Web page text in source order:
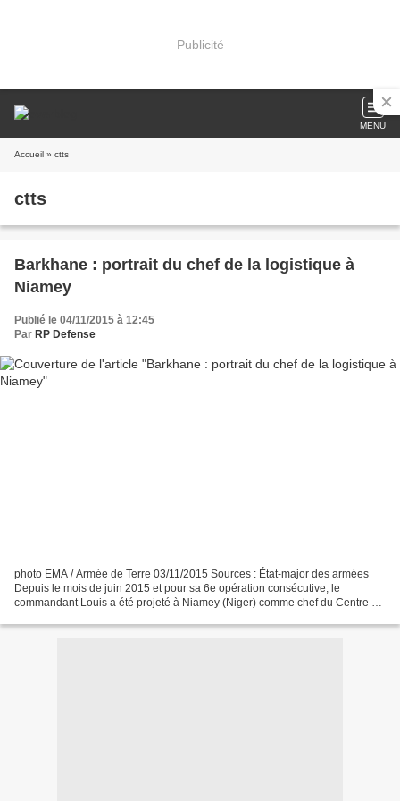
Publicité
MENU
Accueil » ctts
ctts
Barkhane : portrait du chef de la logistique à
Niamey
Publié le 04/11/2015 à 12:45
Par RP Defense
photo EMA / Armée de Terre 03/11/2015 Sources : État-major des armées
Depuis le mois de juin 2015 et pour sa 6e opération consécutive, le
commandant Louis a été projeté à Niamey (Niger) comme chef du Centre de